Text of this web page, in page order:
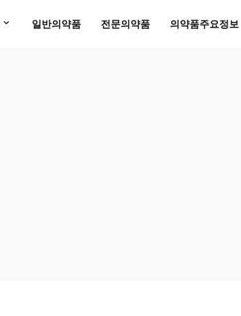
일반의약품 전문의약품 의약품주요정보